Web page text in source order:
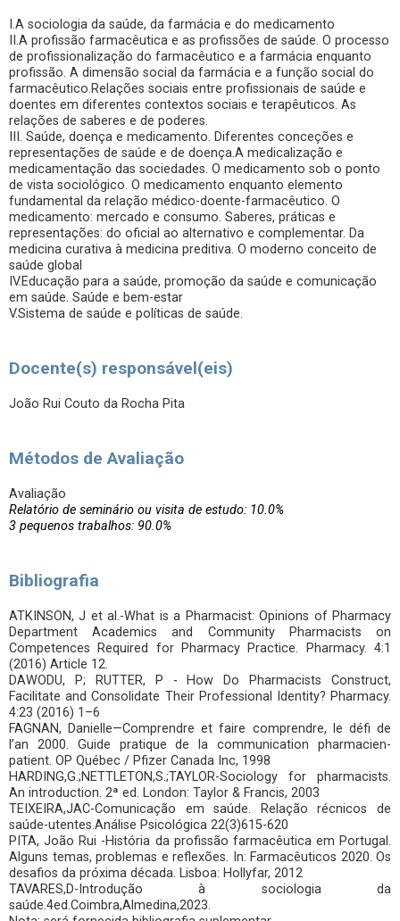
I.A sociologia da saúde, da farmácia e do medicamento
II.A profissão farmacêutica e as profissões de saúde. O processo
de profissionalização do farmacêutico e a farmácia enquanto
profissão. A dimensão social da farmácia e a função social do
farmacêutico.Relações sociais entre profissionais de saúde e
doentes em diferentes contextos sociais e terapêuticos. As
relações de saberes e de poderes.
III. Saúde, doença e medicamento. Diferentes conceções e
representações de saúde e de doença.A medicalização e
medicamentação das sociedades. O medicamento sob o ponto
de vista sociológico. O medicamento enquanto elemento
fundamental da relação médico-doente-farmacêutico. O
medicamento: mercado e consumo. Saberes, práticas e
representações: do oficial ao alternativo e complementar. Da
medicina curativa à medicina preditiva. O moderno conceito de
saúde global
IV.Educação para a saúde, promoção da saúde e comunicação
em saúde. Saúde e bem-estar
V.Sistema de saúde e políticas de saúde.
Docente(s) responsável(eis)
João Rui Couto da Rocha Pita
Métodos de Avaliação
Avaliação
Relatório de seminário ou visita de estudo: 10.0%
3 pequenos trabalhos: 90.0%
Bibliografia
ATKINSON, J et al.-What is a Pharmacist: Opinions of Pharmacy
Department Academics and Community Pharmacists on
Competences Required for Pharmacy Practice. Pharmacy. 4:1
(2016) Article 12.
DAWODU, P; RUTTER, P - How Do Pharmacists Construct,
Facilitate and Consolidate Their Professional Identity? Pharmacy.
4:23 (2016) 1–6
FAGNAN, Danielle—Comprendre et faire comprendre, le défi de
l’an 2000. Guide pratique de la communication pharmacien-
patient. OP Québec / Pfizer Canada Inc, 1998
HARDING,G.;NETTLETON,S.;TAYLOR-Sociology for pharmacists.
An introduction. 2ª ed. London: Taylor & Francis, 2003
TEIXEIRA,JAC-Comunicação em saúde. Relação récnicos de
saúde-utentes.Análise Psicológica 22(3)615-620
PITA, João Rui -História da profissão farmacêutica em Portugal.
Alguns temas, problemas e reflexões. In: Farmacêuticos 2020. Os
desafios da próxima década. Lisboa: Hollyfar, 2012
TAVARES,D-Introdução à sociologia da
saúde.4ed.Coimbra,Almedina,2023.